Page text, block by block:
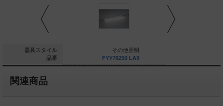
器具スタイル
品番
その他照明
その他照明
FYY76250 LA9
関連商品